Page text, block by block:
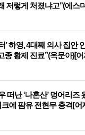
저렇게 처졌냐고”(에스
’ 하영, 4대째 의사 집안
종 황제 진료”(옥문아)[어
떠난 ‘나혼산’ 덩어리즈
에 팜유 전현무 충격[어